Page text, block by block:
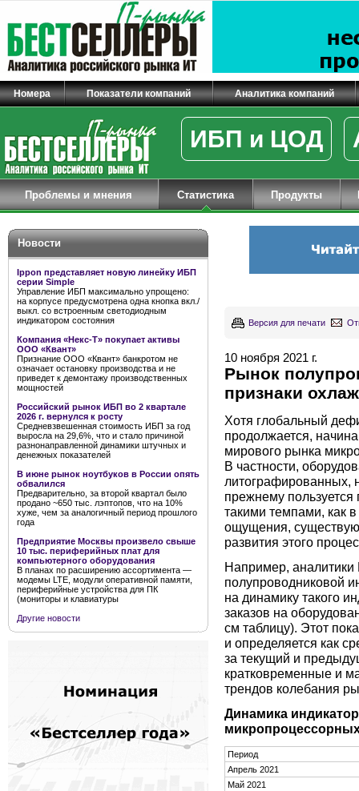
Номера Показатели компаний Аналитика компаний
ИБП и ЦОД
Проблемы и мнения Статистика Продукты
Новости
Ippon представляет новую линейку ИБП
серии Simple
Управление ИБП максимально упрощено:
на корпусе предусмотрена одна кнопка вкл./
выкл. со встроенным светодиодным
индикатором состояния
Компания «Некс-Т» покупает активы
ООО «Квант»
Признание ООО «Квант» банкротом не
означает остановку производства и не
приведет к демонтажу производственных
мощностей
Российский рынок ИБП во 2 квартале
2026 г. вернулся к росту
Средневзвешенная стоимость ИБП за год
выросла на 29,6%, что и стало причиной
разнонаправленной динамики штучных и
денежных показателей
В июне рынок ноутбуков в России опять
обвалился
Предварительно, за второй квартал было
продано ~650 тыс. лэптопов, что на 10%
хуже, чем за аналогичный период прошлого
года
Предприятие Москвы произвело свыше
10 тыс. периферийных плат для
компьютерного оборудования
В планах по расширению ассортимента —
модемы LTE, модули оперативной памяти,
периферийные устройства для ПК
(мониторы и клавиатуры
Другие новости
Версия для печати
10 ноября 2021 г.
Рынок
признаки
Хотя глобальный
продолжается,
мирового рынка
В частности,
литографированных,
прежнему
такими темпами, как
ощущения,
развития этого
Например, аналитики
полупроводниковой
на динамику такого
заказов на
см таблицу). Этот
и определяется как
за текущий и
кратковременные и
трендов колебания
Динамика
Период
Апрель 2021
Май 2021